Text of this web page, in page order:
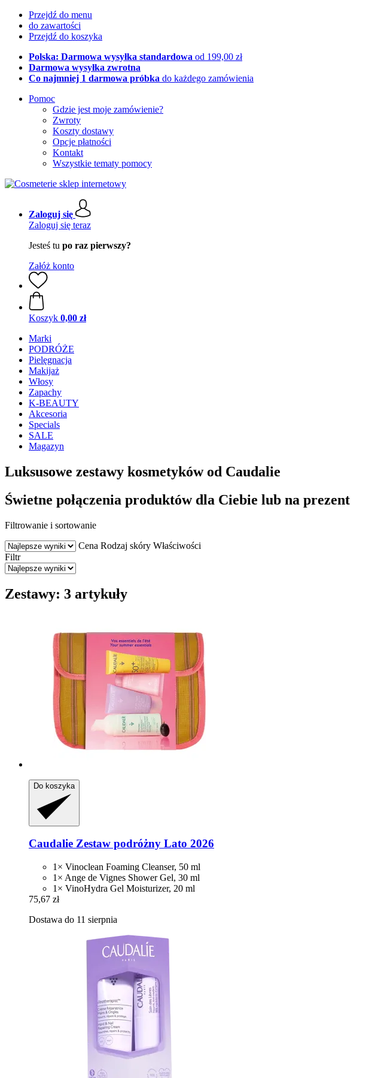
Przejdź do menu
do zawartości
Przejdź do koszyka
Polska: Darmowa wysyłka standardowa od 199,00 zł
Darmowa wysyłka zwrotna
Co najmniej 1 darmowa próbka do każdego zamówienia
Pomoc
Gdzie jest moje zamówienie?
Zwroty
Koszty dostawy
Opcje płatności
Kontakt
Wszystkie tematy pomocy
Zaloguj się
Zaloguj się teraz
Jesteś tu po raz pierwszy?
Załóż konto
Koszyk 0,00 zł
Marki
PODRÓŻE
Pielęgnacja
Makijaż
Włosy
Zapachy
K-BEAUTY
Akcesoria
Specials
SALE
Magazyn
Luksusowe zestawy kosmetyków od Caudalie
Świetne połączenia produktów dla Ciebie lub na prezent
Filtrowanie i sortowanie
Cena Rodzaj skóry Właściwości
Filtr
Zestawy: 3 artykuły
Do koszyka
Caudalie Zestaw podróżny Lato 2026
1× Vinoclean Foaming Cleanser, 50 ml
1× Ange de Vignes Shower Gel, 30 ml
1× VinoHydra Gel Moisturizer, 20 ml
75,67 zł
Dostawa do 11 sierpnia